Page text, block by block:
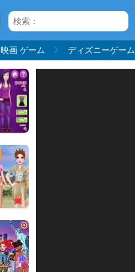
映画 ゲーム ディズニーゲーム